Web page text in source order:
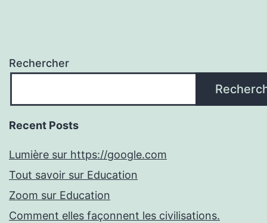
Rechercher
Recent Posts
Lumière sur https://google.com
Tout savoir sur Education
Zoom sur Education
Comment elles façonnent les civilisations.